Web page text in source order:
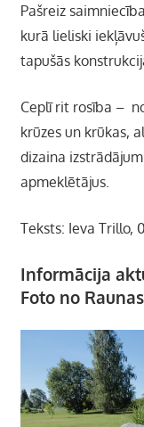
Pašreiz
kurā lieliski
tapušās
Ceplī rit rosība –
krūzes un krūkas,
dizaina
apmeklētājus.
Teksts: Ieva Trillo,
Informācija
Foto no